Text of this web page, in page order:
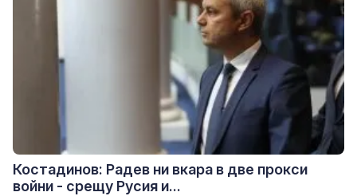
Костадинов: Радев ни вкара в две прокси
войни - срещу Русия и...